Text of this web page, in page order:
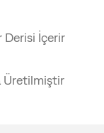
Derisi İçerir
Üretilmiştir